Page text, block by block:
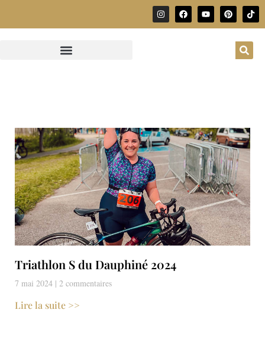
Triathlon S du Dauphiné 2024
7 mai 2024 2 commentaires
Lire la suite >>